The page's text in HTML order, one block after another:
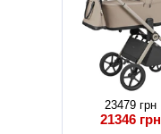
23479 грн
21346 грн